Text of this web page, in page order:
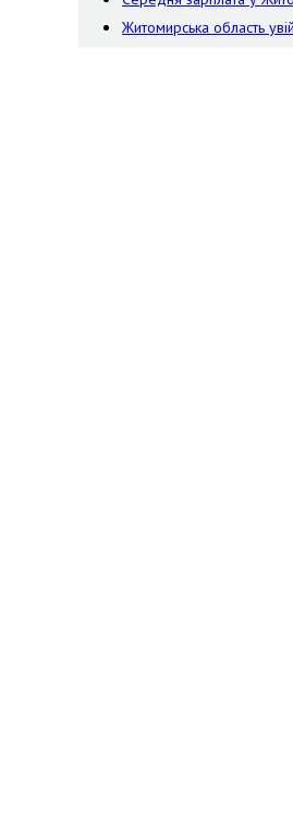
Житомирська область